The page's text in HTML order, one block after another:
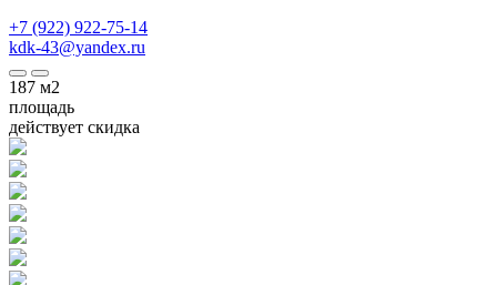
+7 (922) 922-75-14
kdk-43@yandex.ru
187 м2
площадь
действует скидка